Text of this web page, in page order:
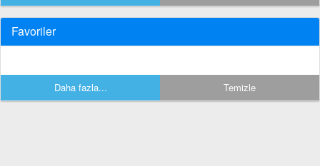
Favoriler
Daha fazla... Temizle